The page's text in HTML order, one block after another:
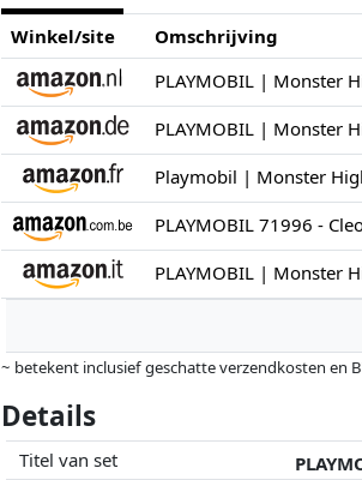
Winkel/site Omschrijving
PLAYMOBIL 71996 -
~ betekent inclusief geschatte verzendkosten en
geen enkele invoed op. Alleen bij gelijke prijzen
Details
Titel van set